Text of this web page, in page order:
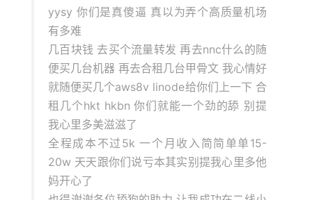
yysy 你们是真傻逼 真以为弄个高质量机场
有多难
几百块钱 去买个流量转发 再去nnc什么的随
便买几台机器 再去合租几台甲骨文 我心情好
就随便买几个aws8v linode给你们上一下 合
租几个hkt hkbn 你们就能一个劲的舔 别提
我心里多美滋滋了
全程成本不过5k 一个月收入简简单单15-
20w 天天跟你们说亏本其实别提我心里多他
妈开心了